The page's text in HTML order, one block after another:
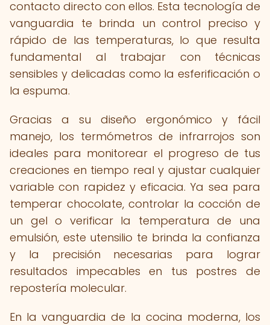
contacto directo con ellos. Esta tecnología de
vanguardia te brinda un control preciso y
rápido de las temperaturas, lo que resulta
fundamental al trabajar con técnicas
sensibles y delicadas como la esferificación o
la espuma.
Gracias a su diseño ergonómico y fácil
manejo, los termómetros de infrarrojos son
ideales para monitorear el progreso de tus
creaciones en tiempo real y ajustar cualquier
variable con rapidez y eficacia. Ya sea para
temperar chocolate, controlar la cocción de
un gel o verificar la temperatura de una
emulsión, este utensilio te brinda la confianza
y la precisión necesarias para lograr
resultados impecables en tus postres de
repostería molecular.
En la vanguardia de la cocina moderna, los